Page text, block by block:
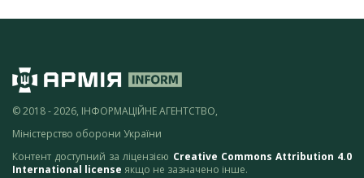
© 2018 - 2026, ІНФОРМАЦІЙНЕ АГЕНТСТВО,
Міністерство оборони України
Контент доступний за ліцензією Creative Commons Attribution 4.0
International license якщо не зазначено інше.